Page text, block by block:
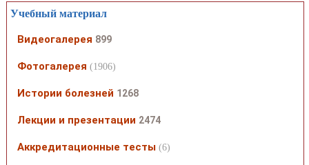
Учебный материал
Видеогалерея 899
Фотогалерея (1906)
Истории болезней 1268
Лекции и презентации 2474
Аккредитационные тесты (6)